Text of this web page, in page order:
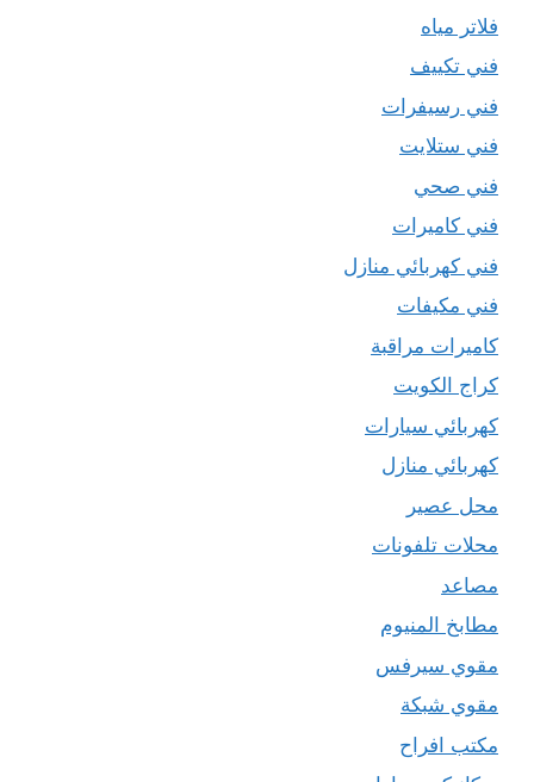
فلاتر مياه
فني تكييف
فني رسيفرات
فني ستلايت
فني صحي
فني كاميرات
فني كهربائي منازل
فني مكيفات
كاميرات مراقبة
كراج الكويت
كهربائي سيارات
كهربائي منازل
محل عصير
محلات تلفونات
مصاعد
مطابخ المنيوم
مقوي سيرفس
مقوي شبكة
مكتب افراح